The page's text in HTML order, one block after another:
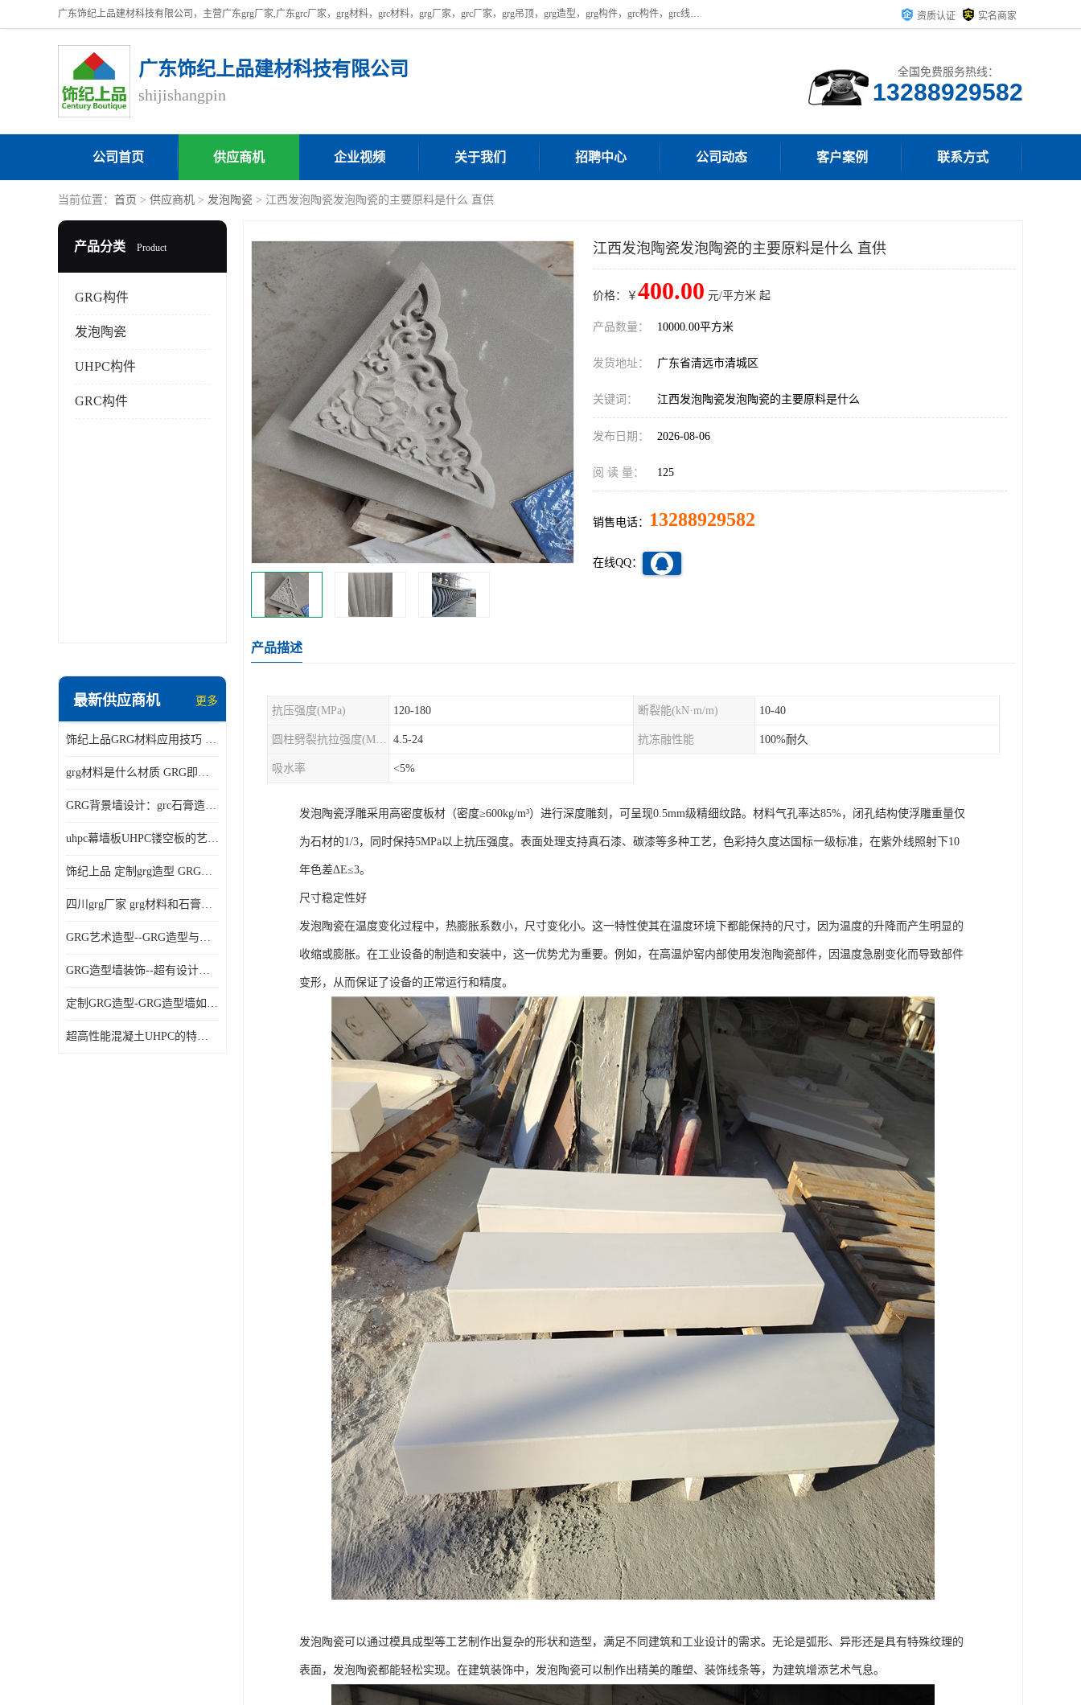
广东饰纪上品建材科技有限公司，主营广东grg厂家,广东grc厂家，grg材料，grc材料，grg厂家，grc厂家，grg吊顶，grg造型，grg构件，grc构件，grc线条，grc构件厂家,，grg材料生产厂家，grg材料定制，uhpc，uhpc厂家，uhpc外墙挂板，uhpc镂空幕墙板，厂房位于广东清远，如果您对我公司的产品服务感兴趣，请联系我们。 资质认证 实名商家
广东饰纪上品建材科技有限公司
shijishangpin
全国免费服务热线：
13288929582
公司首页 供应商机 企业视频 关于我们 招聘中心 公司动态 客户案例 联系方式
当前位置： 首页 > 供应商机 > 发泡陶瓷 > 江西发泡陶瓷发泡陶瓷的主要原料是什么 直供
产品分类 Product
GRG构件
发泡陶瓷
UHPC构件
GRC构件
最新供应商机 更多
饰纪上品GRG材料应用技巧 如何在工程中实现装饰效果
grg材料是什么材质 GRG即玻璃纤维增强石膏
GRG背景墙设计：grc石膏造型的创意灵感集
uhpc幕墙板UHPC镂空板的艺术：UHPC材质的革新力量
饰纪上品 定制grg造型 GRG吊材料特性与厚度
四川grg厂家 grg材料和石膏的区别
GRG艺术造型--GRG造型与会展中心装饰空间的**碰撞
GRG造型墙装饰--超有设计感的网红打卡餐厅GRG造型墙面
定制GRG造型-GRG造型墙如何上颜色
超高性能混凝土UHPC的特点和UHPC技术要求
江西发泡陶瓷发泡陶瓷的主要原料是什么 直供
价格：￥ 400.00 元/平方米 起
产品数量： 10000.00平方米
发货地址： 广东省清远市清城区
关键词： 江西发泡陶瓷发泡陶瓷的主要原料是什么
发布日期： 2026-08-06
阅 读 量： 125
销售电话： 13288929582
在线QQ：
产品描述
抗压强度(MPa) 120-180 断裂能(kN·m/m) 10-40
圆柱劈裂抗拉强度(MPa) 4.5-24 抗冻融性能 100%耐久
吸水率 <5%
发泡陶瓷浮雕采用高密度板材（密度≥600kg/m³）进行深度雕刻，可呈现0.5mm级精细纹路。材料气孔率达85%，闭孔结构使浮雕重量仅
为石材的1/3，同时保持5MPa以上抗压强度。表面处理支持真石漆、碳漆等多种工艺，色彩持久度达国标一级标准，在紫外线照射下10
年色差ΔE≤3。
尺寸稳定性好
发泡陶瓷在温度变化过程中，热膨胀系数小，尺寸变化小。这一特性使其在温度环境下都能保持的尺寸，因为温度的升降而产生明显的
收缩或膨胀。在工业设备的制造和安装中，这一优势尤为重要。例如，在高温炉窑内部使用发泡陶瓷部件，因温度急剧变化而导致部件
变形，从而保证了设备的正常运行和精度。
发泡陶瓷可以通过模具成型等工艺制作出复杂的形状和造型，满足不同建筑和工业设计的需求。无论是弧形、异形还是具有特殊纹理的
表面，发泡陶瓷都能轻松实现。在建筑装饰中，发泡陶瓷可以制作出精美的雕塑、装饰线条等，为建筑增添艺术气息。